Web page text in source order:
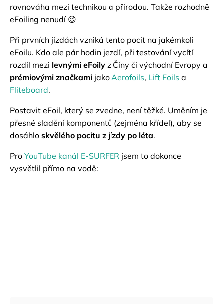
rovnováha mezi technikou a přírodou. Takže rozhodně
eFoiling nenudí 😉
Při prvních jízdách vzniká tento pocit na jakémkoli
eFoilu. Kdo ale pár hodin jezdí, při testování vycítí
rozdíl mezi levnými eFoily z Číny či východní Evropy a
prémiovými značkami jako Aerofoils, Lift Foils a
Fliteboard.
Postavit eFoil, který se zvedne, není těžké. Uměním je
přesné sladění komponentů (zejména křídel), aby se
dosáhlo skvělého pocitu z jízdy po léta.
Pro YouTube kanál E-SURFER jsem to dokonce
vysvětlil přímo na vodě: